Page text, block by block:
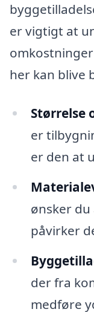
er vigtigt at
her kan blive
Størrelse
er
er den at
ønsker
påvirker
der fra
medføre